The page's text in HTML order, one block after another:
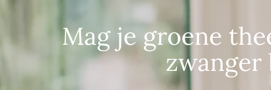
Mag je groene
zwanger